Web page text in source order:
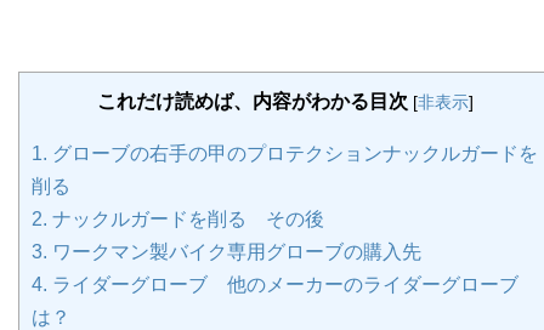
これだけ読めば、内容がわかる目次 [非表示]
1. グローブの右手の甲のプロテクションナックルガードを
削る
2. ナックルガードを削る その後
3. ワークマン製バイク専用グローブの購入先
4. ライダーグローブ 他のメーカーのライダーグローブ
は？